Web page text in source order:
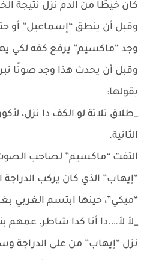
كان خيطًا من الدم نزل نتيجة
وقبل أن ينطق “إسماعيل” أو
وجد “ماكسيم” يرفع كفه لكي
وقبل أن يحدث هذا وجد صوتًا
بقولها:
_طلاق تلاتة لو الكف دا نزل،
الثانية.
التفت “ماكسيم” لصاحب
“إيهاب” الذي كان يركب الدراجة
“ميكي”، حينها ابتسم الغربي
_لأ لأ….دا أنا كدا شاطر، عمهم
نزل “إيهاب” من على الدراجة